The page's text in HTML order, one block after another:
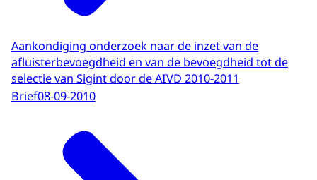
Aankondiging onderzoek naar de inzet van de
afluisterbevoegdheid en van de bevoegdheid tot de
selectie van Sigint door de AIVD 2010-2011
Brief08-09-2010